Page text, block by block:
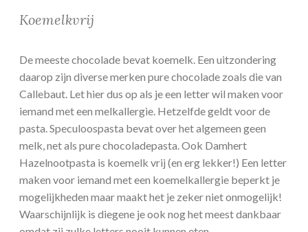
Koemelkvrij
De meeste chocolade bevat koemelk. Een uitzondering
daarop zijn diverse merken pure chocolade zoals die van
Callebaut. Let hier dus op als je een letter wil maken voor
iemand met een melkallergie. Hetzelfde geldt voor de
pasta. Speculoospasta bevat over het algemeen geen
melk, net als pure chocoladepasta. Ook Damhert
Hazelnootpasta is koemelk vrij (en erg lekker!) Een letter
maken voor iemand met een koemelkallergie beperkt je
mogelijkheden maar maakt het je zeker niet onmogelijk!
Waarschijnlijk is diegene je ook nog het meest dankbaar